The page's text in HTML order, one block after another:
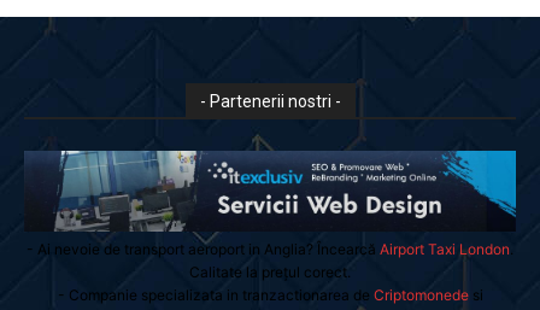
- Partenerii nostri -
- Ai nevoie de transport aeroport in Anglia? Încearcă Airport Taxi London
Calitate la prețul corect.
- Companie specializata in tranzactionarea de Criptomonedesi